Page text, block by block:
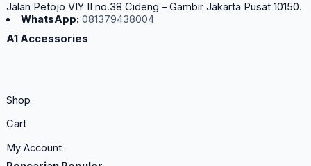
Jalan Petojo VIY II no.38 Cideng – Gambir Jakarta Pusat 10150.
WhatsApp: 081379438004
A1 Accessories
Shop
Cart
My Account